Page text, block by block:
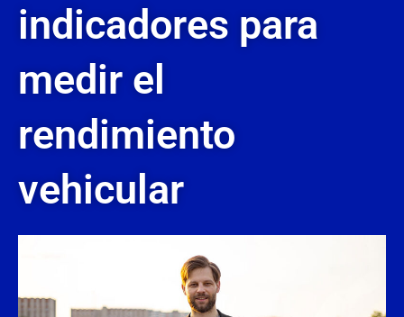
indicadores para
medir el
rendimiento
vehicular